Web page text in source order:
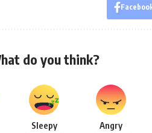
do you think?
Sleepy Angry